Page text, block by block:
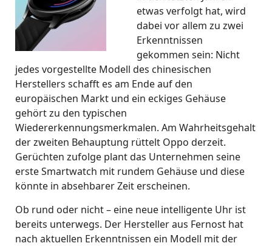
etwas verfolgt hat, wird
dabei vor allem zu zwei
Erkenntnissen
gekommen sein: Nicht
jedes vorgestellte Modell des chinesischen
Herstellers schafft es am Ende auf den
europäischen Markt und ein eckiges Gehäuse
gehört zu den typischen
Wiedererkennungsmerkmalen. Am Wahrheitsgehalt
der zweiten Behauptung rüttelt Oppo derzeit.
Gerüchten zufolge plant das Unternehmen seine
erste Smartwatch mit rundem Gehäuse und diese
könnte in absehbarer Zeit erscheinen.
Ob rund oder nicht – eine neue intelligente Uhr ist
bereits unterwegs. Der Hersteller aus Fernost hat
nach aktuellen Erkenntnissen ein Modell mit der